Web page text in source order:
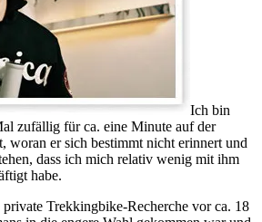
Ich bin
zufällig für ca. eine Minute auf der
woran er sich bestimmt nicht erinnert und
dass ich mich relativ wenig mit ihm
habe.
Trekkingbike-Recherche vor ca. 18